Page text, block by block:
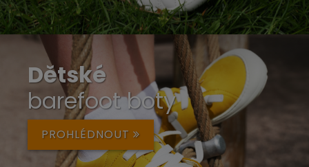
Dětské
barefoot boty
PROHLÉDNOUT